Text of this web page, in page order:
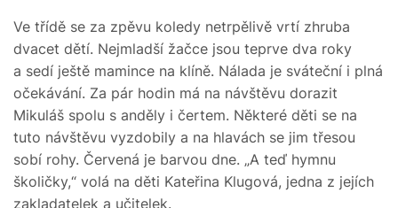
Ve třídě se za zpěvu koledy netrpělivě vrtí zhruba
dvacet dětí. Nejmladší žačce jsou teprve dva roky
a sedí ještě mamince na klíně. Nálada je sváteční i plná
očekávání. Za pár hodin má na návštěvu dorazit
Mikuláš spolu s anděly i čertem. Některé děti se na
tuto návštěvu vyzdobily a na hlavách se jim třesou
sobí rohy. Červená je barvou dne. „A teď hymnu
školičky,“ volá na děti Kateřina Klugová, jedna z jejích
zakladatelek a učitelek.